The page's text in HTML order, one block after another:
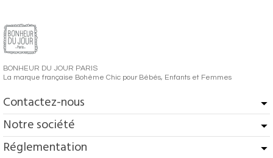
BONHEUR DU JOUR PARIS
La marque française Bohème Chic pour Bébés, Enfants et Femmes
Contactez-nous
Notre société
Réglementation